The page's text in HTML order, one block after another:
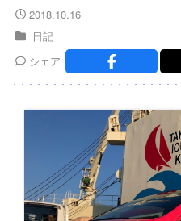
2018.10.16
日記
シェア